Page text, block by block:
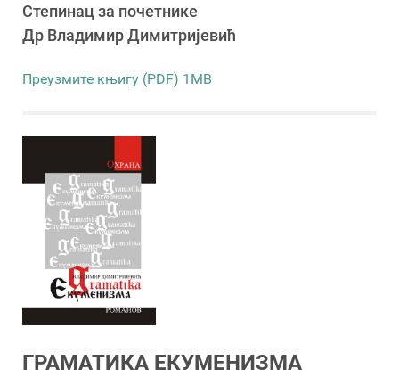
Степинац за почетнике
Др Владимир Димитријевић
Преузмите књигу (PDF) 1MB
ГРАМАТИКА ЕКУМЕНИЗМА